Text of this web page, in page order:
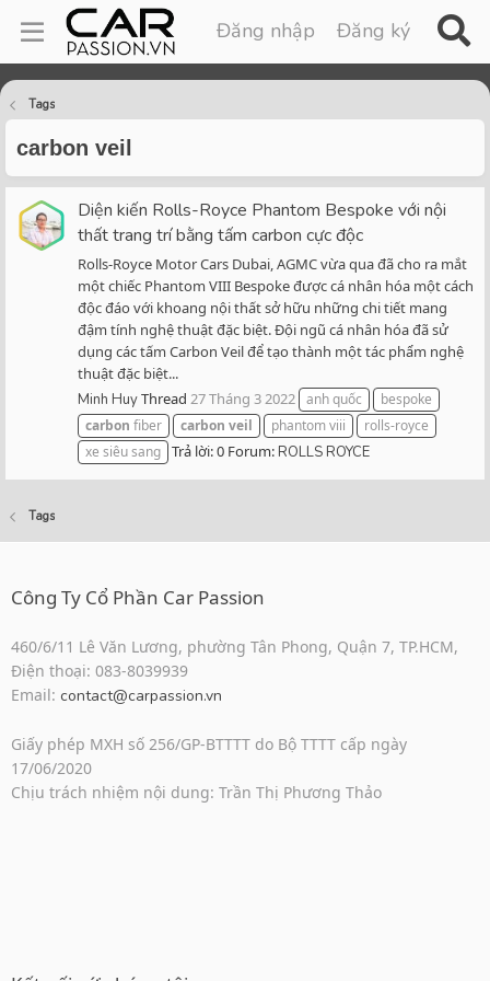
Đăng nhập Đăng ký
Tags
carbon veil
Diện kiến Rolls-Royce Phantom Bespoke với nội
thất trang trí bằng tấm carbon cực độc
Rolls-Royce Motor Cars Dubai, AGMC vừa qua đã cho ra mắt
một chiếc Phantom VIII Bespoke được cá nhân hóa một cách
độc đáo với khoang nội thất sở hữu những chi tiết mang
đậm tính nghệ thuật đặc biệt. Đội ngũ cá nhân hóa đã sử
dụng các tấm Carbon Veil để tạo thành một tác phẩm nghệ
thuật đặc biệt...
Minh HuyThread 27 Tháng 3 2022 anh quốc
bespoke
carbon fiber carbon veil phantom viii
rolls-royce
xe siêu sang Trả lời: 0 Forum:ROLLS ROYCE
Tags
Công Ty Cổ Phần Car Passion
460/6/11 Lê Văn Lương, phường Tân Phong, Quận 7, TP.HCM,
Điện thoại: 083-8039939
Email: contact@carpassion.vn
Giấy phép MXH số 256/GP-BTTTT do Bộ TTTT cấp ngày
17/06/2020
Chịu trách nhiệm nội dung: Trần Thị Phương Thảo